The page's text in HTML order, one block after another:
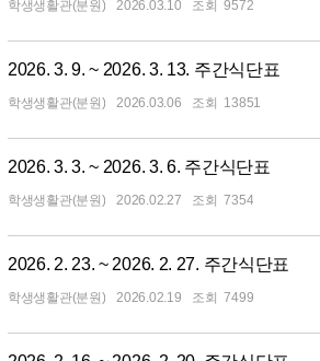
학생생활관(분원) 2026.03.10 9572
2026. 3. 9. ~ 2026. 3. 13. 주간식단표
학생생활관(분원) 2026.03.06 13851
2026. 3. 3. ~ 2026. 3. 6. 주간식단표
학생생활관(분원) 2026.02.27 7354
2026. 2. 23. ~ 2026. 2. 27. 주간식단표
학생생활관(분원) 2026.02.19 7499